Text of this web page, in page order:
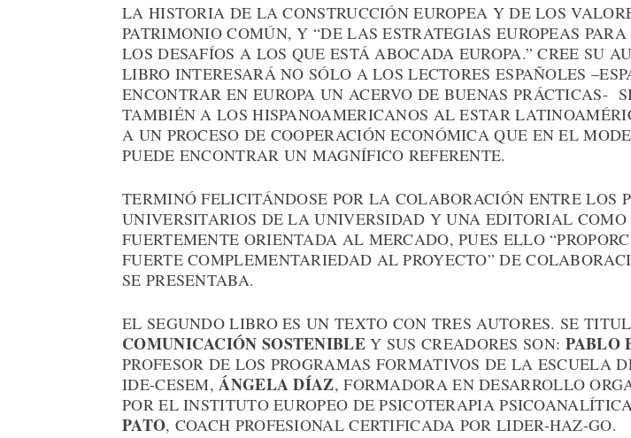
LA HISTORIA DE LA CONSTRUCCIÓN EUROPEA Y DE LOS
PATRIMONIO COMÚN, Y “DE LAS ESTRATEGIAS EUROPEAS PARA
LOS DESAFÍOS A LOS QUE ESTÁ ABOCADA EUROPA.” CREE SU
LIBRO INTERESARÁ NO SÓLO A LOS LECTORES ESPAÑOLES
ENCONTRAR EN EUROPA UN ACERVO DE BUENAS PRÁCTICAS-
TAMBIÉN A LOS HISPANOAMERICANOS AL ESTAR
A UN PROCESO DE COOPERACIÓN ECONÓMICA QUE EN EL
PUEDE ENCONTRAR UN MAGNÍFICO REFERENTE.
TERMINÓ FELICITÁNDOSE POR LA COLABORACIÓN ENTRE LOS
UNIVERSITARIOS DE LA UNIVERSIDAD Y UNA EDITORIAL
FUERTEMENTE ORIENTADA AL MERCADO, PUES ELLO
FUERTE COMPLEMENTARIEDAD AL PROYECTO” DE
SE PRESENTABA.
EL SEGUNDO LIBRO ES UN TEXTO CON TRES AUTORES. SE
COMUNICACIÓN SOSTENIBLEY SUS CREADORES SON: PABLO
PROFESOR DE LOS PROGRAMAS FORMATIVOS DE LA ESCUELA
IDE-CESEM, ÁNGELA DÍAZ, FORMADORA EN DESARROLLO
POR EL INSTITUTO EUROPEO DE PSICOTERAPIA
PATO, COACH PROFESIONAL CERTIFICADA POR LIDER-HAZ-GO.